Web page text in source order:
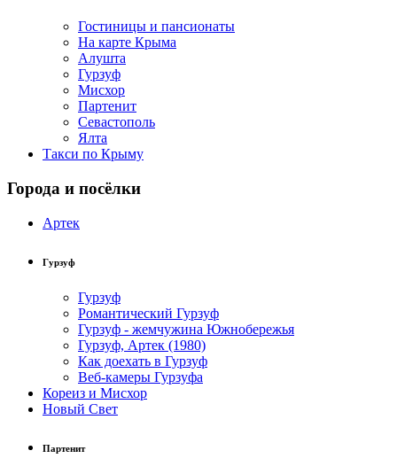
Гостиницы и пансионаты
На карте Крыма
Алушта
Гурзуф
Мисхор
Партенит
Севастополь
Ялта
Такси по Крыму
Города и посёлки
Артек
Гурзуф
Гурзуф
Романтический Гурзуф
Гурзуф - жемчужина Южнобережья
Гурзуф, Артек (1980)
Как доехать в Гурзуф
Веб-камеры Гурзуфа
Кореиз и Мисхор
Новый Свет
Партенит